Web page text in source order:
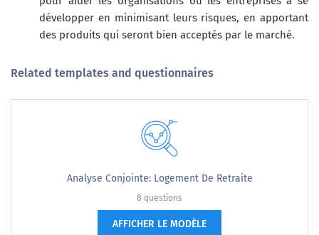
développer en minimisant leurs risques, en apportant
des produits qui seront bien acceptés par le marché.
Related templates and questionnaires
Analyse Conjointe: Logement De Retraite
8 questions
AFFICHER LE MODÈLE